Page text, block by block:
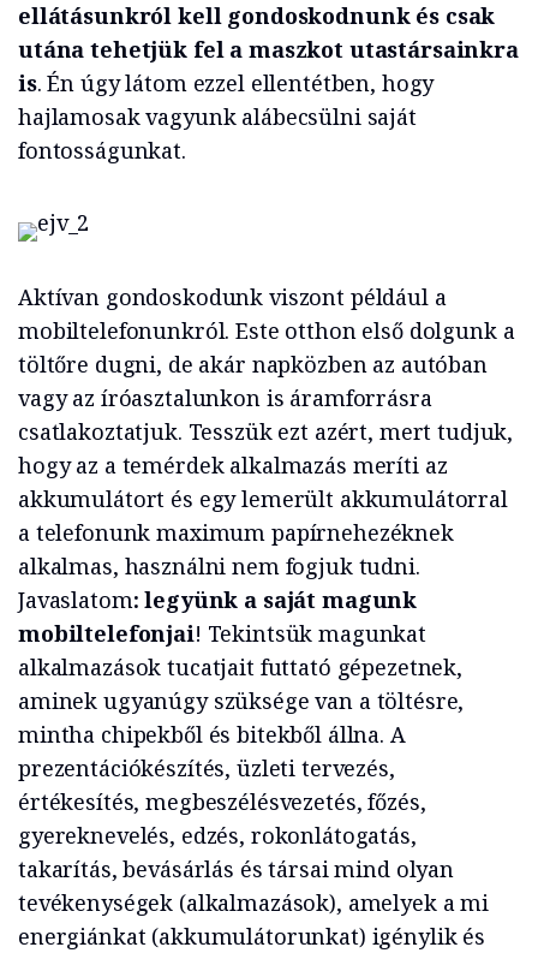
ellátásunkról kell gondoskodnunk és csak
utána tehetjük fel a maszkot utastársainkra
is. Én úgy látom ezzel ellentétben, hogy
hajlamosak vagyunk alábecsülni saját
fontosságunkat.
Aktívan gondoskodunk viszont például a
mobiltelefonunkról. Este otthon első dolgunk a
töltőre dugni, de akár napközben az autóban
vagy az íróasztalunkon is áramforrásra
csatlakoztatjuk. Tesszük ezt azért, mert tudjuk,
hogy az a temérdek alkalmazás meríti az
akkumulátort és egy lemerült akkumulátorral
a telefonunk maximum papírnehezéknek
alkalmas, használni nem fogjuk tudni.
Javaslatom: legyünk a saját magunk
mobiltelefonjai! Tekintsük magunkat
alkalmazások tucatjait futtató gépezetnek,
aminek ugyanúgy szüksége van a töltésre,
mintha chipekből és bitekből állna. A
prezentációkészítés, üzleti tervezés,
értékesítés, megbeszélésvezetés, főzés,
gyereknevelés, edzés, rokonlátogatás,
takarítás, bevásárlás és társai mind olyan
tevékenységek (alkalmazások), amelyek a mi
energiánkat (akkumulátorunkat) igénylik és